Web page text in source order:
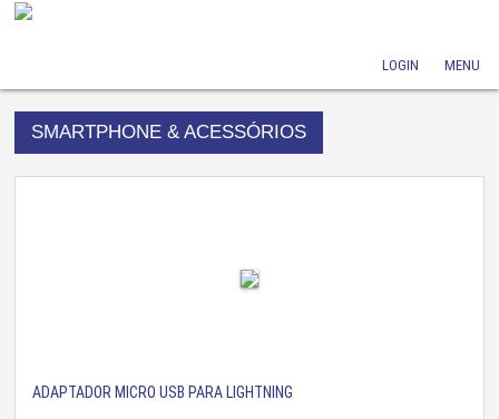
LOGIN MENU
SMARTPHONE & ACESSÓRIOS
ADAPTADOR MICRO USB PARA LIGHTNING